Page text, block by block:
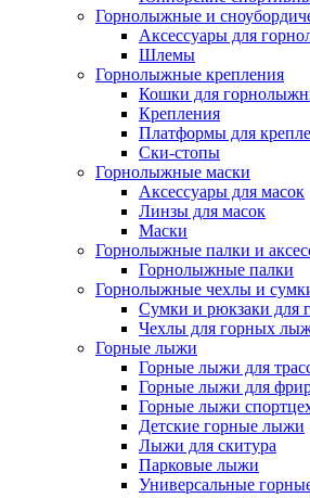
Горнолыжные и
Аксессуары для
Шлемы
Горнолыжные крепления
Кошки для
Крепления
Платформы для
Ски-стопы
Горнолыжные маски
Аксессуары для масок
Линзы для масок
Маски
Горнолыжные палки и
Горнолыжные палки
Горнолыжные чехлы и
Сумки и рюкзаки для
Чехлы для горных
Горные лыжи
Горные лыжи для
Горные лыжи для
Горные лыжи
Детские горные лыжи
Лыжи для скитура
Парковые лыжи
Универсальные